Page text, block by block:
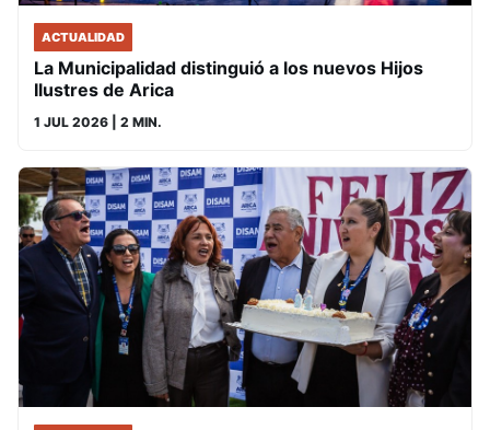
ACTUALIDAD
La Municipalidad distinguió a los nuevos Hijos
Ilustres de Arica
1 JUL 2026 | 2 MIN.